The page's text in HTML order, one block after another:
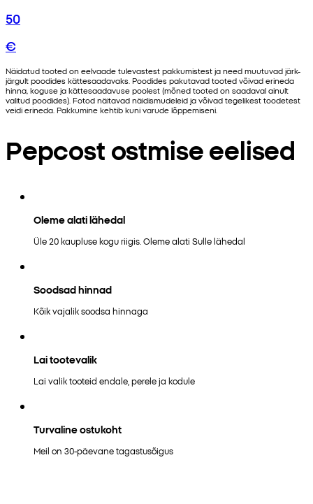
50
€
Näidatud tooted on eelvaade tulevastest pakkumistest ja need muutuvad järk-
järgult poodides kättesaadavaks. Poodides pakutavad tooted võivad erineda
hinna, koguse ja kättesaadavuse poolest (mõned tooted on saadaval ainult
valitud poodides). Fotod näitavad näidismudeleid ja võivad tegelikest toodetest
veidi erineda. Pakkumine kehtib kuni varude lõppemiseni.
Pepcost ostmise eelised
Oleme alati lähedal
Üle 20 kaupluse kogu riigis. Oleme alati Sulle lähedal
Soodsad hinnad
Kõik vajalik soodsa hinnaga
Lai tootevalik
Lai valik tooteid endale, perele ja kodule
Turvaline ostukoht
Meil on 30-päevane tagastusõigus